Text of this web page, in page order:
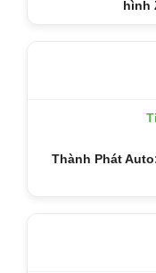
hình
Thành Phát